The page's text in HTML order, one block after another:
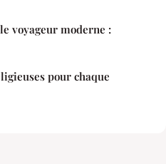
voyageur moderne :
pour chaque